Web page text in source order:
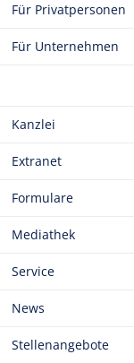
Für Privatpersonen
Für Unternehmen
Kanzlei
Extranet
Formulare
Mediathek
Service
News
Stellenangebote